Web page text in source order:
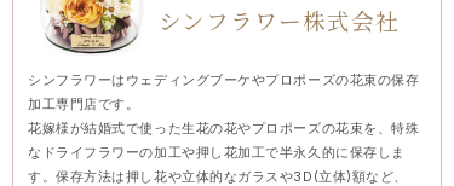
シンフラワー株式会社
シンフラワーはウェディングブーケやプロポーズの花束の保存
加工専門店です。
花嫁様が結婚式で使った生花の花やプロポーズの花束を、特殊
なドライフラワーの加工や押し花加工で半永久的に保存しま
す。保存方法は押し花や立体的なガラスや3D(立体)額など、